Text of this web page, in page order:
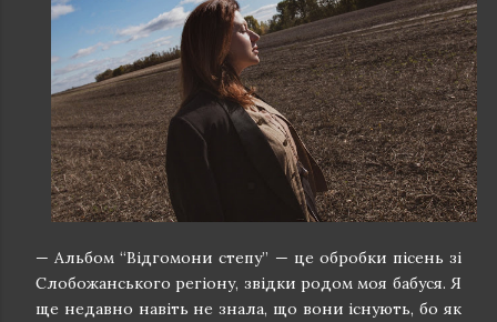
— Альбом “Відгомони степу” — це обробки пісень зі
Слобожанського регіону, звідки родом моя бабуся. Я
ще недавно навіть не знала, що вони існують, бо як